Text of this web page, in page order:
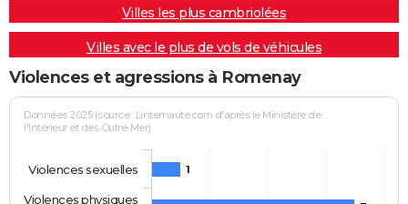
Villes les plus cambriolées
Villes avec le plus de vols de véhicules
Violences et agressions à Romenay
Données 2025 (source : Linternaute.com d'après le Ministère de
l'Intérieur et des Outre-Mer)
1
Violences sexuelles
Violences physiques